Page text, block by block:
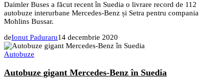
Daimler Buses a făcut recent în Suedia o livrare record de 112
autobuze interurbane Mercedes-Benz și Setra pentru compania
Mohlins Bussar.
deIonut Paduraru14 decembrie 2020
Autobuze
Autobuze gigant Mercedes-Benz în Suedia